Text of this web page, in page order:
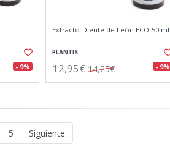
- 9%
Extracto Diente de León ECO 50 ml
PLANTIS
12,95€ 14,25€ - 9%
5 Siguiente